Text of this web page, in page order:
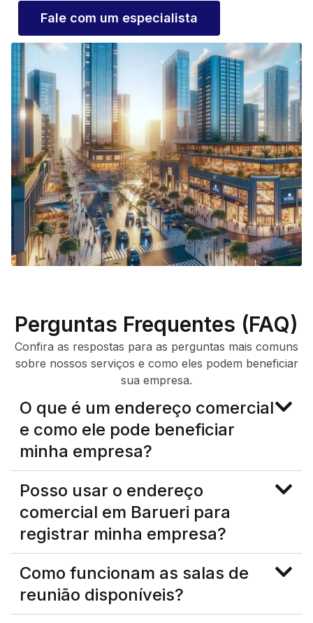
Fale com um especialista
Perguntas Frequentes (FAQ)
Confira as respostas para as perguntas mais comuns
sobre nossos serviços e como eles podem beneficiar
sua empresa.
O que é um endereço comercial
e como ele pode beneficiar
minha empresa?
Posso usar o endereço
comercial em Barueri para
registrar minha empresa?
Como funcionam as salas de
reunião disponíveis?